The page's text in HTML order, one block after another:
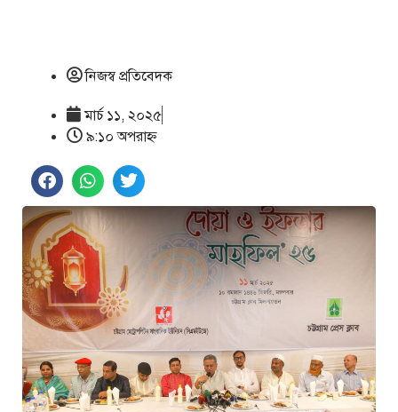
নিজস্ব প্রতিবেদক
মার্চ ১১, ২০২৫
৯:১০ অপরাহ্ণ